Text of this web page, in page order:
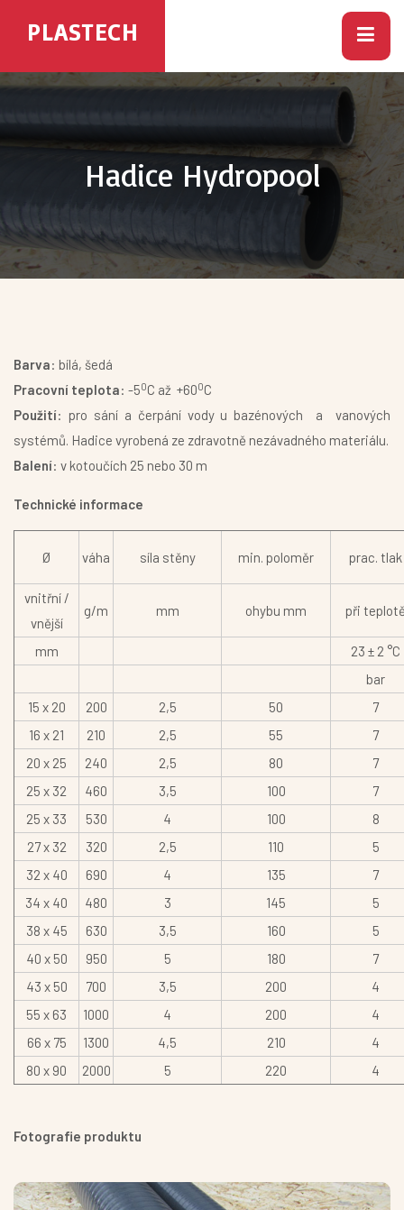
PLASTECH
Hadice Hydropool
Barva: bílá, šedá
Pracovní teplota: -50C až +600C
Použití: pro sání a čerpání vody u bazénových a vanových
systémů. Hadice vyrobená ze zdravotně nezávadného materiálu.
Balení: v kotoučích 25 nebo 30 m
Technické informace
Ø váha síla stěny min. poloměr prac. tlak
vnitřní /
vnější
g/m mm ohybu mm při
mm
23 ± 2 °C
bar
15 x 20
200 2,5 50
7
16 x 21
210 2,5 55
7
20 x 25
240 2,5 80
7
25 x 32
460 3,5 100
7
25 x 33
530 4 100
8
27 x 32
320 2,5 110
5
32 x 40
690 4 135
7
34 x 40
480 3 145
5
38 x 45
630 3,5 160
5
40 x 50
950 5 180
7
43 x 50
700 3,5 200
4
55 x 63
1000 4 200
4
66 x 75
1300 4,5 210
4
80 x 90
2000 5 220 4
Fotografie produktu